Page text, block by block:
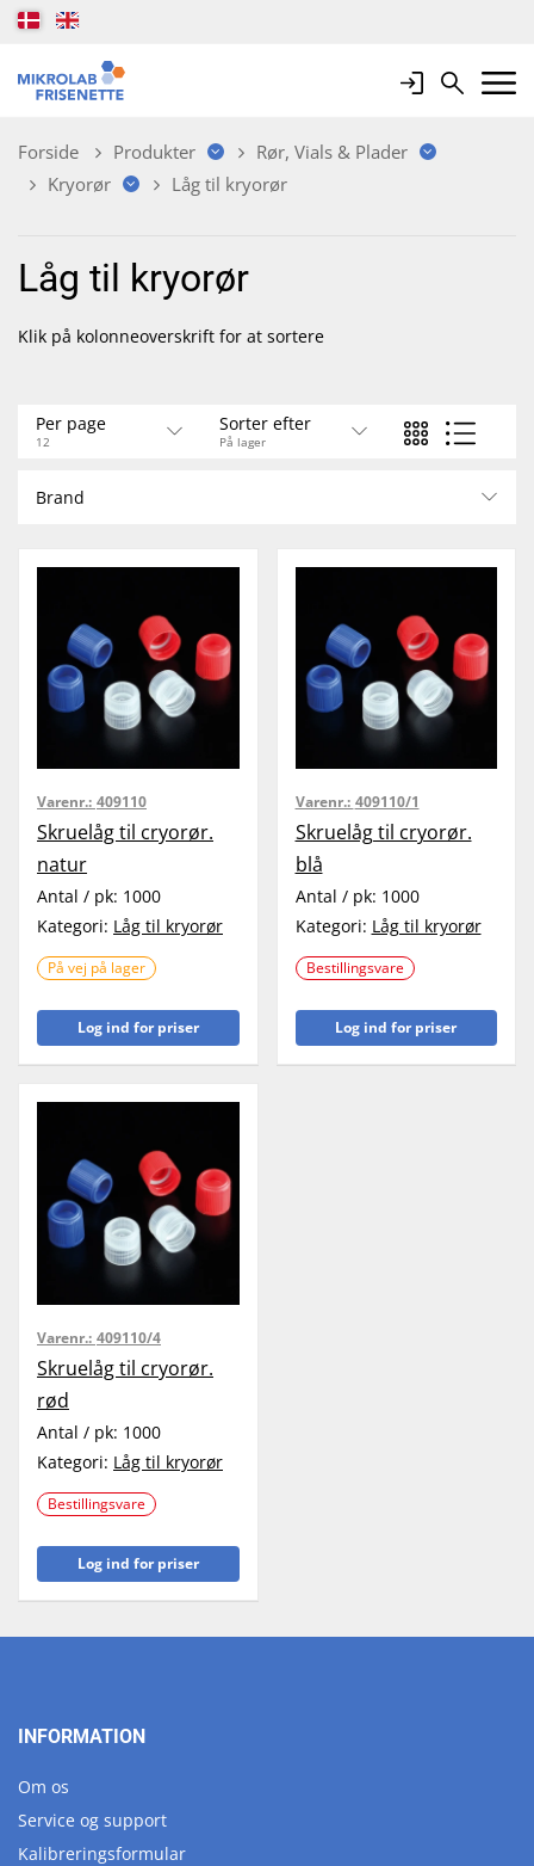
LoginSearchMobile
Forside Produkter
Rør, Vials & Plader
Kryorør
Låg til kryorør
Låg til kryorør
Klik på kolonneoverskrift for at sortere
Per page
12
Sorter efter
På lager
Brand
Varenr.: 409110
Skruelåg til cryorør.
natur
Antal / pk: 1000
Kategori: Låg til kryorør
På vej på lager
Log ind for priser
Varenr.: 409110/1
Skruelåg til cryorør.
blå
Antal / pk: 1000
Kategori: Låg til kryorør
Bestillingsvare
Log ind for priser
Varenr.: 409110/4
Skruelåg til cryorør.
rød
Antal / pk: 1000
Kategori: Låg til kryorør
Bestillingsvare
Log ind for priser
INFORMATION
Om os
Service og support
Kalibreringsformular